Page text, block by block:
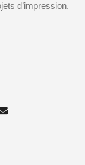
d’impression.